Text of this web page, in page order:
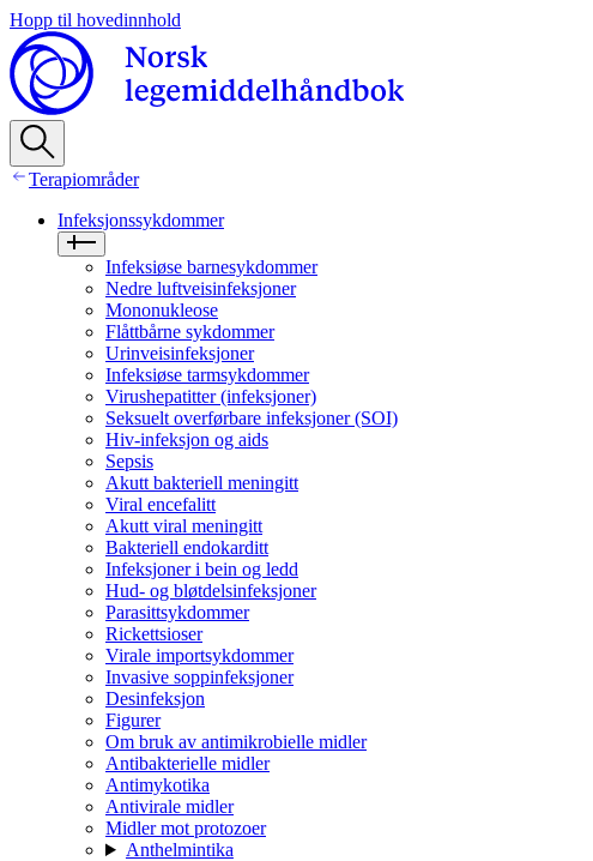
Hopp til hovedinnhold
Terapiområder
Infeksjonssykdommer
Infeksiøse barnesykdommer
Nedre luftveisinfeksjoner
Mononukleose
Flåttbårne sykdommer
Urinveisinfeksjoner
Infeksiøse tarmsykdommer
Virushepatitter (infeksjoner)
Seksuelt overførbare infeksjoner (SOI)
Hiv‑infeksjon og aids
Sepsis
Akutt bakteriell meningitt
Viral encefalitt
Akutt viral meningitt
Bakteriell endokarditt
Infeksjoner i bein og ledd
Hud- og bløtdelsinfeksjoner
Parasittsykdommer
Rickettsioser
Virale importsykdommer
Invasive soppinfeksjoner
Desinfeksjon
Figurer
Om bruk av antimikrobielle midler
Antibakterielle midler
Antimykotika
Antivirale midler
Midler mot protozoer
Anthelmintika